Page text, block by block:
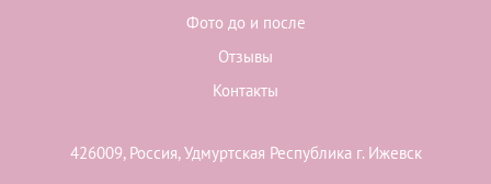
Фото до и после
Отзывы
Контакты
426009, Россия, Удмуртская Республика г. Ижевск